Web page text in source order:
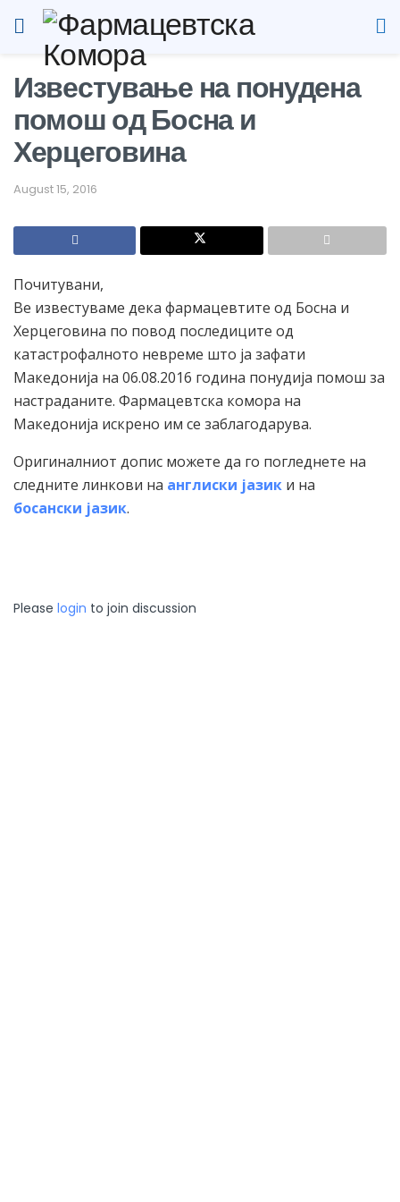
Известување на понудена
помош од Босна и
Херцеговина
August 15, 2016
Почитувани,
Ве известуваме дека фармацевтите од Босна и
Херцеговина по повод последиците од
катастрофалното невреме што ја зафати
Македонија на 06.08.2016 година понудија помош за
настраданите. Фармацевтска комора на
Македонија искрено им се заблагодарува.
Оригиналниот допис можете да го погледнете на
следните линкови на англиски јазик и на
босански јазик.
Please login to join discussion